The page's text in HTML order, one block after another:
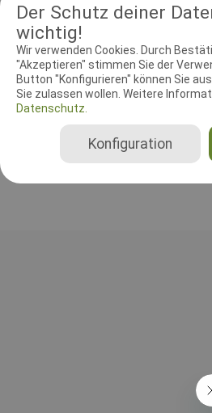
Der Schutz deiner
wichtig!
Wir verwenden Cookies. Durch
"Akzeptieren" stimmen Sie der
Button "Konfigurieren" können Sie
Sie zulassen wollen. Weitere
Datenschutz.
Konfiguration
RICHTER UND HELFER
Leistungsrichter
Wolfgang Pahl